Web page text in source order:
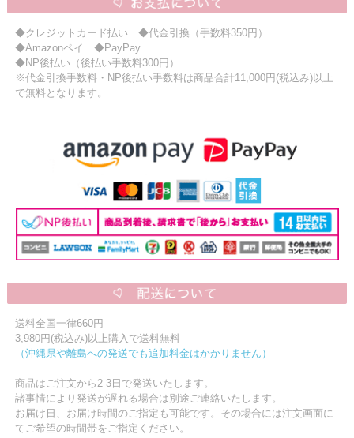
◆クレジットカード払い ◆代金引換（手数料350円）
◆Amazonペイ ◆PayPay
◆NP後払い（後払い手数料300円）
※代金引換手数料・NP後払い手数料は商品合計11,000円(税込み)以上
で無料となります。
送料全国一律660円
3,980円(税込み)以上購入で送料無料
（沖縄県や離島への発送でも追加料金はかかりません）
商品はご注文から2-3日で発送いたします。
諸事情により発送が遅れる場合は別途ご連絡いたします。
お届け日、お届け時間のご指定も可能です。その場合には注文画面に
てご希望の時間帯をご指定ください。